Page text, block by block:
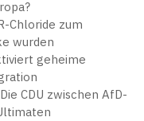
Chloride zum
wurden
geheime
CDU zwischen AfD-